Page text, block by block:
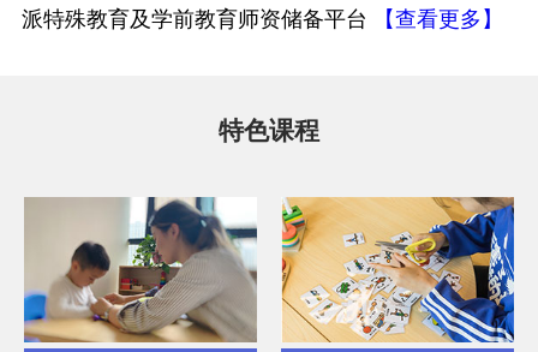
派特殊教育及学前教育师资储备平台
【查看更多】
特色课程